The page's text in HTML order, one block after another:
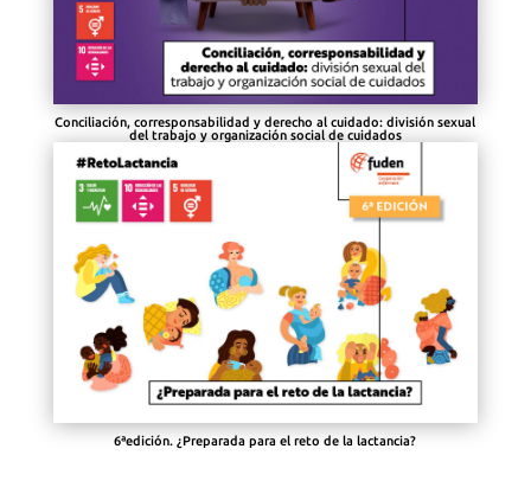
Conciliación, corresponsabilidad y derecho al cuidado: división sexual
del trabajo y organización social de cuidados
6ªedición. ¿Preparada para el reto de la lactancia?